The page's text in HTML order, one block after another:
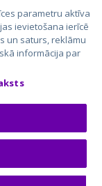
parametru aktīva
ievietošana ierīcē
un saturs, reklāmu
informācija par